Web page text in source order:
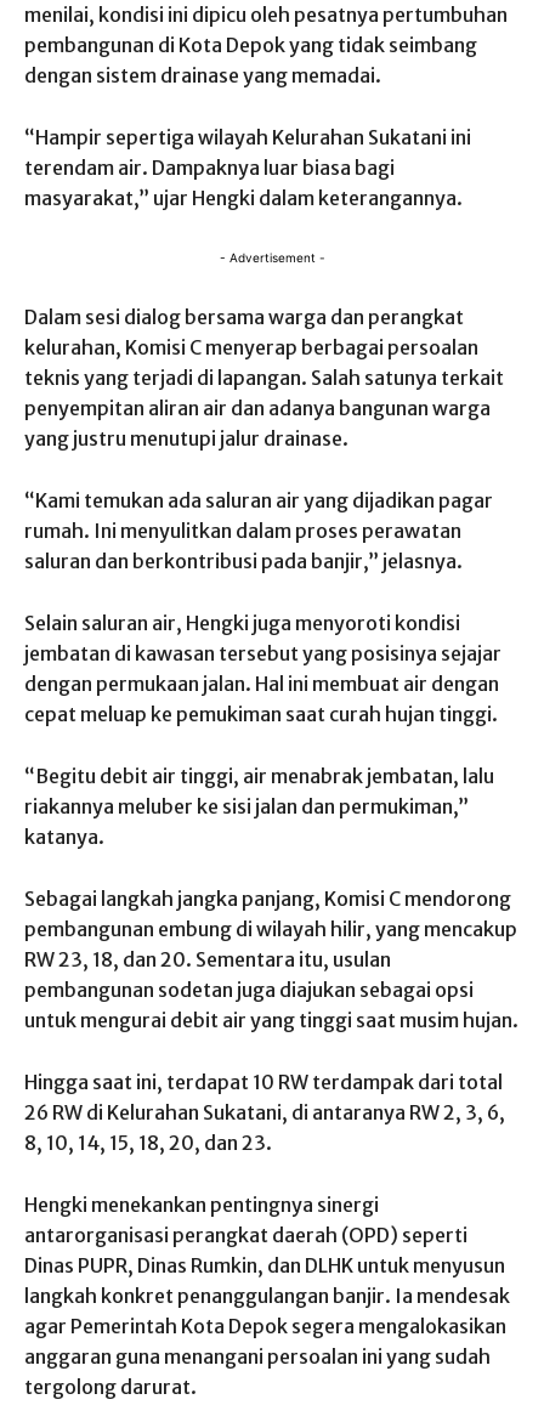
menilai, kondisi ini dipicu oleh pesatnya pertumbuhan
pembangunan di Kota Depok yang tidak seimbang
dengan sistem drainase yang memadai.
“Hampir sepertiga wilayah Kelurahan Sukatani ini
terendam air. Dampaknya luar biasa bagi
masyarakat,” ujar Hengki dalam keterangannya.
- Advertisement -
Dalam sesi dialog bersama warga dan perangkat
kelurahan, Komisi C menyerap berbagai persoalan
teknis yang terjadi di lapangan. Salah satunya terkait
penyempitan aliran air dan adanya bangunan warga
yang justru menutupi jalur drainase.
“Kami temukan ada saluran air yang dijadikan pagar
rumah. Ini menyulitkan dalam proses perawatan
saluran dan berkontribusi pada banjir,” jelasnya.
Selain saluran air, Hengki juga menyoroti kondisi
jembatan di kawasan tersebut yang posisinya sejajar
dengan permukaan jalan. Hal ini membuat air dengan
cepat meluap ke pemukiman saat curah hujan tinggi.
“Begitu debit air tinggi, air menabrak jembatan, lalu
riakannya meluber ke sisi jalan dan permukiman,”
katanya.
Sebagai langkah jangka panjang, Komisi C mendorong
pembangunan embung di wilayah hilir, yang mencakup
RW 23, 18, dan 20. Sementara itu, usulan
pembangunan sodetan juga diajukan sebagai opsi
untuk mengurai debit air yang tinggi saat musim hujan.
Hingga saat ini, terdapat 10 RW terdampak dari total
26 RW di Kelurahan Sukatani, di antaranya RW 2, 3, 6,
8, 10, 14, 15, 18, 20, dan 23.
Hengki menekankan pentingnya sinergi
antarorganisasi perangkat daerah (OPD) seperti
Dinas PUPR, Dinas Rumkin, dan DLHK untuk menyusun
langkah konkret penanggulangan banjir. Ia mendesak
agar Pemerintah Kota Depok segera mengalokasikan
anggaran guna menangani persoalan ini yang sudah
tergolong darurat.